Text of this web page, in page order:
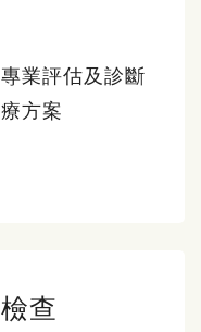
業評估及診斷
方案
查